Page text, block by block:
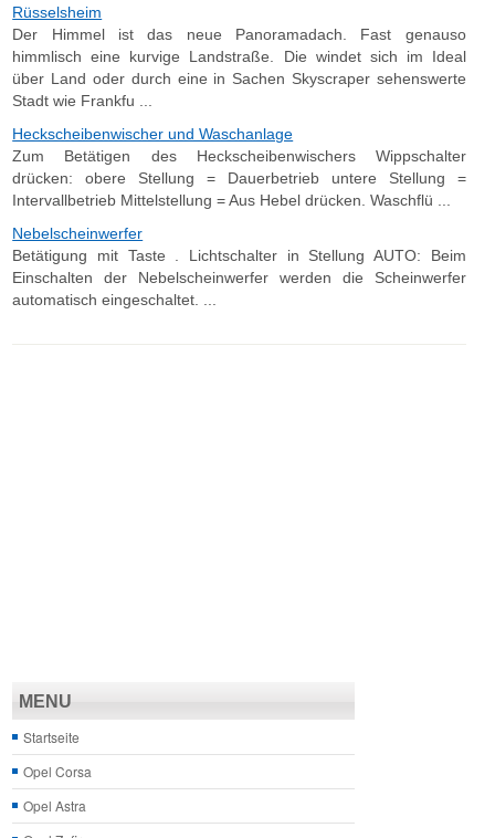
Rüsselsheim
Der Himmel ist das neue Panoramadach. Fast genauso
himmlisch eine kurvige Landstraße. Die windet sich im Ideal
über Land oder durch eine in Sachen Skyscraper sehenswerte
Stadt wie Frankfu ...
Heckscheibenwischer und Waschanlage
Zum Betätigen des Heckscheibenwischers Wippschalter
drücken: obere Stellung = Dauerbetrieb untere Stellung =
Intervallbetrieb Mittelstellung = Aus Hebel drücken. Waschflü ...
Nebelscheinwerfer
Betätigung mit Taste . Lichtschalter in Stellung AUTO: Beim
Einschalten der Nebelscheinwerfer werden die Scheinwerfer
automatisch eingeschaltet. ...
MENU
Startseite
Opel Corsa
Opel Astra